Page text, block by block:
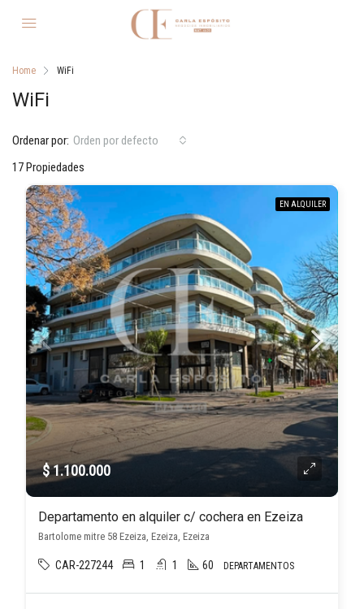
Home WiFi
WiFi
17 Propiedades
Ordenar por: Orden por defecto
EN ALQUILER
$ 1.100.000
Departamento en alquiler c/ cochera en Ezeiza
Bartolome mitre 58 Ezeiza, Ezeiza, Ezeiza
CAR-227244 1 1 60 DEPARTAMENTOS